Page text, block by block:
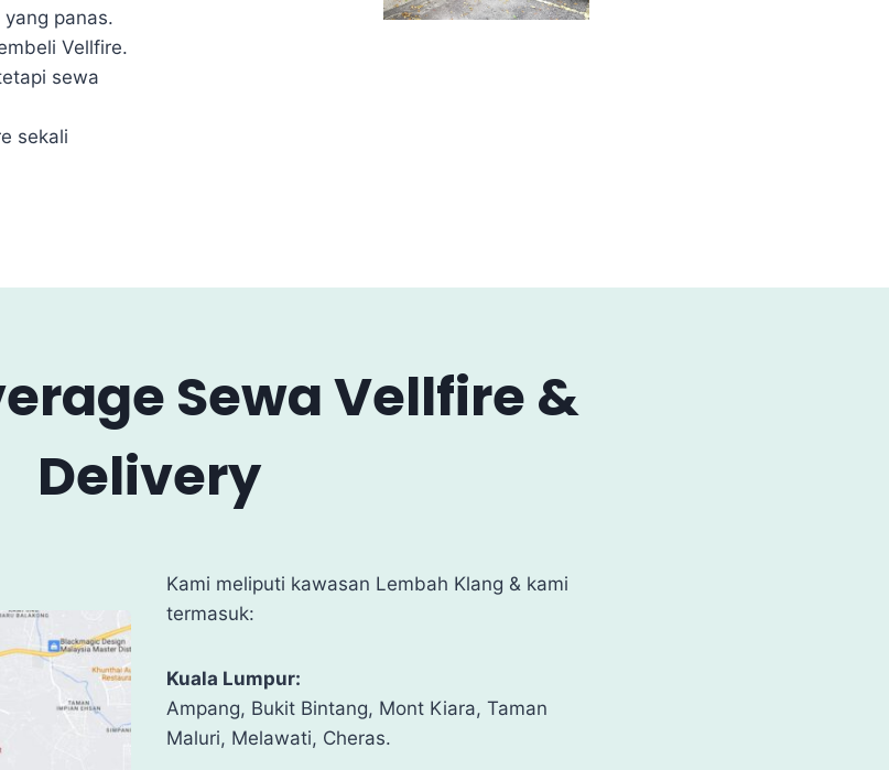
panas.
Vellfire.
sewa
sekali
Sewa Vellfire &
Delivery
Kami meliputi kawasan Lembah Klang & kami
termasuk:
Kuala Lumpur:
Ampang, Bukit Bintang, Mont Kiara, Taman
Maluri, Melawati, Cheras.